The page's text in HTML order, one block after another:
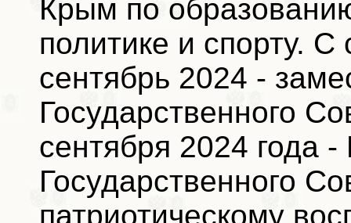
Крым по
политике и спорту. С
сентябрь 2024 -
Государственного
сентября 2024 года
Государственного
патриотическому